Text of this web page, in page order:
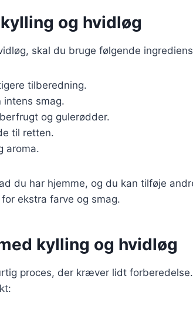
og hvidløg
skal du bruge følgende
tilberedning.
intens smag.
og gulerødder.
til retten.
aroma.
du har hjemme, og du kan tilføje
ekstra farve og smag.
kylling og hvidløg
proces, der kræver lidt